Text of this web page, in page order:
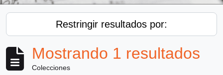
Restringir resultados por:
Mostrando 1 resultados
Colecciones